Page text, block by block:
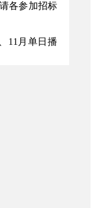
各参加招标
11月单日播